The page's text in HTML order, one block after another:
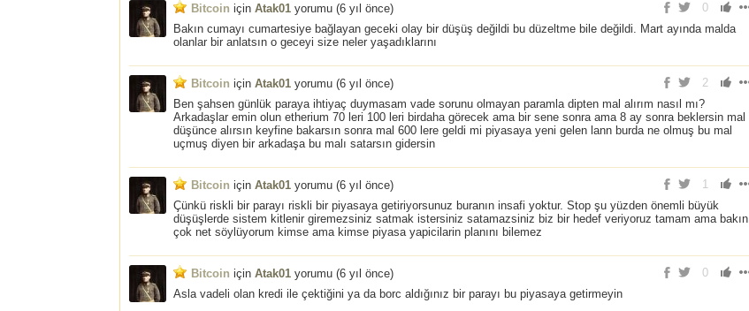
0
Bitcoin için Atak01 yorumu (6 yıl önce)
Bakın cumayı cumartesiye bağlayan geceki olay bir düşüş değildi bu düzeltme bile değildi. Mart ayında malda
olanlar bir anlatsın o geceyi size neler yaşadıklarını
2
Bitcoin için Atak01 yorumu (6 yıl önce)
Ben şahsen günlük paraya ihtiyaç duymasam vade sorunu olmayan paramla dipten mal alırım nasıl mı?
Arkadaşlar emin olun etherium 70 leri 100 leri birdaha görecek ama bir sene sonra ama 8 ay sonra beklersin mal
düşünce alırsın keyfine bakarsın sonra mal 600 lere geldi mi piyasaya yeni gelen lann burda ne olmuş bu mal
uçmuş diyen bir arkadaşa bu malı satarsın gidersin
1
Bitcoin için Atak01 yorumu (6 yıl önce)
Çünkü riskli bir parayı riskli bir piyasaya getiriyorsunuz buranın insafi yoktur. Stop şu yüzden önemli büyük
düşüşlerde sistem kitlenir giremezsiniz satmak istersiniz satamazsiniz biz bir hedef veriyoruz tamam ama bakın
çok net söylüyorum kimse ama kimse piyasa yapicilarin planını bilemez
0
Bitcoin için Atak01 yorumu (6 yıl önce)
Asla vadeli olan kredi ile çektiğini ya da borc aldığınız bir parayı bu piyasaya getirmeyin